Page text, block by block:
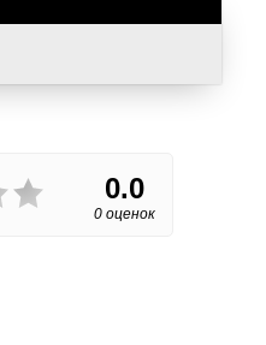
0.0
0 оценок